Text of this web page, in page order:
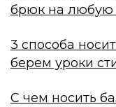
брюк на любую
3 способа
берем уроки
С чем носить